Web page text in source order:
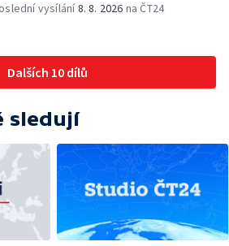
vysílání8. 8. 2026 na ČT24
Dalších 10 dílů
sledují